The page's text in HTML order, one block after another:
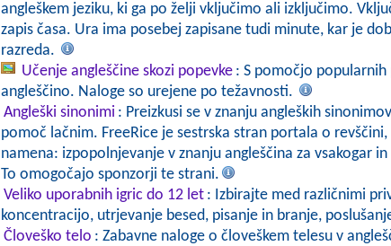
angleškem jeziku, ki ga po želji vključimo ali izključimo.
zapis časa. Ura ima posebej zapisane tudi minute, kar je
razreda.
Učenje angleščine skozi popevke : S pomočjo
angleščino. Naloge so urejene po težavnosti.
Angleški sinonimi : Preizkusi se v znanju angleških
pomoč lačnim. FreeRice je sestrska stran portala o
namena: izpopolnjevanje v znanju angleščina za vsakogar
To omogočajo sponzorji te strani.
Veliko uporabnih igric do 12 let : Izbirajte med različnimi
koncentracijo, utrjevanje besed, pisanje in branje,
Človeško telo : Zabavne naloge o človeškem telesu v